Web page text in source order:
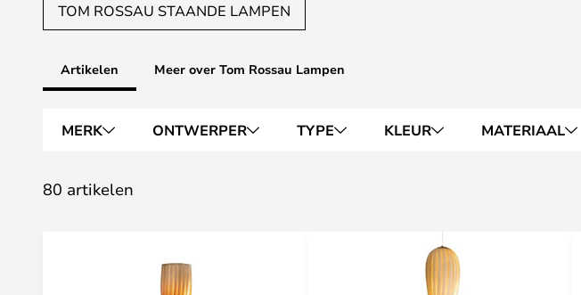
TOM ROSSAU STAANDE LAMPEN
Artikelen Meer over Tom Rossau Lampen
MERK ONTWERPER TYPE KLEUR MATERIAAL
80 artikelen